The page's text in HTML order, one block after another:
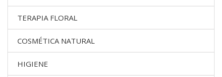
TERAPIA FLORAL
COSMÉTICA NATURAL
HIGIENE